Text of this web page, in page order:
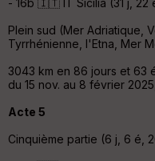
- 16b 🇮🇹 IT Sicilia (31 j, 22
Plein sud (Mer Adriatique,
Tyrrhénienne, l'Etna, Mer
3043 km en 86 jours et 63
du 15 nov. au 8 février
Acte 5
Cinquième partie (6 j, 6 é,